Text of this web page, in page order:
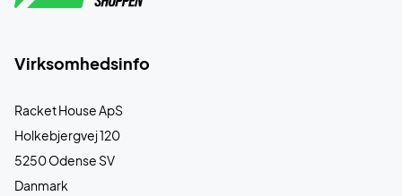
Virksomhedsinfo
Racket House ApS
Holkebjergvej 120
5250 Odense SV
Danmark